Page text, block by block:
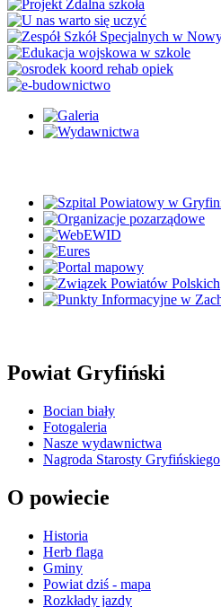
Powiat Gryfiński
Bocian biały
Fotogaleria
Nasze wydawnictwa
Nagroda Starosty Gryfińskiego
O powiecie
Historia
Herb flaga
Gminy
Powiat dziś - mapa
Rozkłady jazdy